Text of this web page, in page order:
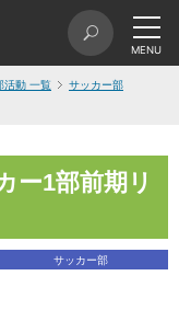
活動 一覧
サッカー部
ー1部前期リ
サッカー部